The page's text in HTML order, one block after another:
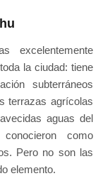
excelentemente
la ciudad: tiene
subterráneos
terrazas agrícolas
aguas del
como
Pero no son las
elemento.